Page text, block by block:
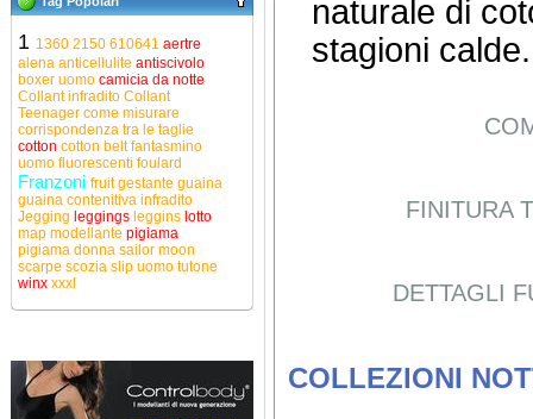
1 1360 2150 610641 aertre
alena anticellulite antiscivolo
boxer uomo camicia da notte
Collant infradito Collant
Teenager come misurare
corrispondenza tra le taglie
cotton cotton beltfantasmino
uomo fluorescenti foulard
Franzoni fruitgestante guaina
guaina contenitiva infradito
Jegging leggings leggins lotto
map modellante pigiama
pigiama donna sailor moon
scarpe scozia slip uomo tutone
winx xxxl
naturale di
stagioni calde.
FINITURA
DETTAGLI
COLLEZIONI